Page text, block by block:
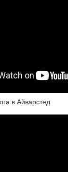
в Айварстед